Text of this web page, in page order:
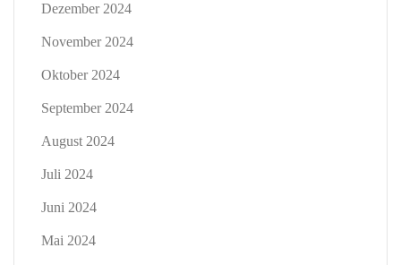
Dezember 2024
November 2024
Oktober 2024
September 2024
August 2024
Juli 2024
Juni 2024
Mai 2024